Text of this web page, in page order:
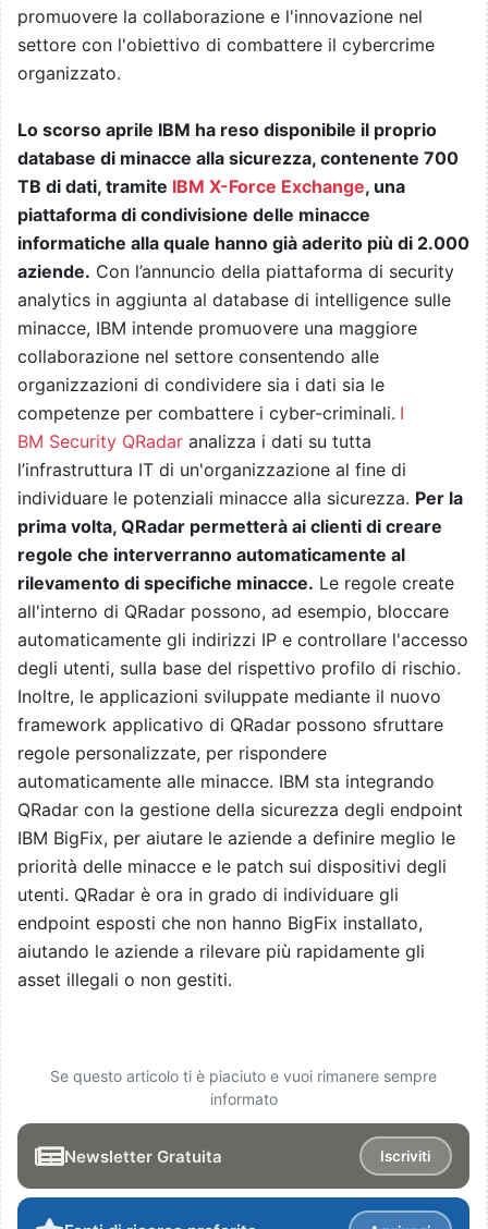
promuovere la collaborazione e l'innovazione nel
settore con l'obiettivo di combattere il cybercrime
organizzato.
Lo scorso aprile IBM ha reso disponibile il proprio
database di minacce alla sicurezza, contenente 700
TB di dati, tramite IBM X-Force Exchange, una
piattaforma di condivisione delle minacce
informatiche alla quale hanno già aderito più di 2.000
aziende. Con l’annuncio della piattaforma di security
analytics in aggiunta al database di intelligence sulle
minacce, IBM intende promuovere una maggiore
collaborazione nel settore consentendo alle
organizzazioni di condividere sia i dati sia le
competenze per combattere i cyber-criminali. I
BM Security QRadar analizza i dati su tutta
l’infrastruttura IT di un'organizzazione al fine di
individuare le potenziali minacce alla sicurezza. Per la
prima volta, QRadar permetterà ai clienti di creare
regole che interverranno automaticamente al
rilevamento di specifiche minacce. Le regole create
all'interno di QRadar possono, ad esempio, bloccare
automaticamente gli indirizzi IP e controllare l'accesso
degli utenti, sulla base del rispettivo profilo di rischio.
Inoltre, le applicazioni sviluppate mediante il nuovo
framework applicativo di QRadar possono sfruttare
regole personalizzate, per rispondere
automaticamente alle minacce. IBM sta integrando
QRadar con la gestione della sicurezza degli endpoint
IBM BigFix, per aiutare le aziende a definire meglio le
priorità delle minacce e le patch sui dispositivi degli
utenti. QRadar è ora in grado di individuare gli
endpoint esposti che non hanno BigFix installato,
aiutando le aziende a rilevare più rapidamente gli
asset illegali o non gestiti.
Se questo articolo ti è piaciuto e vuoi rimanere sempre
informato
Newsletter Gratuita Iscriviti